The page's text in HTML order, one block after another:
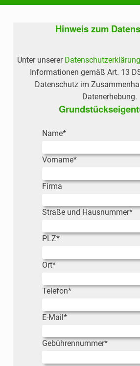
U
T
Hinweis zum
Unter unserer Datenschutzerklärung
Informationen gemäß Art. 13
Datenschutz im
Datenerhebung.
Name*
Vorname*
Firma
Straße und Hausnummer*
PLZ*
Ort*
Telefon*
E-Mail*
Gebührennummer*